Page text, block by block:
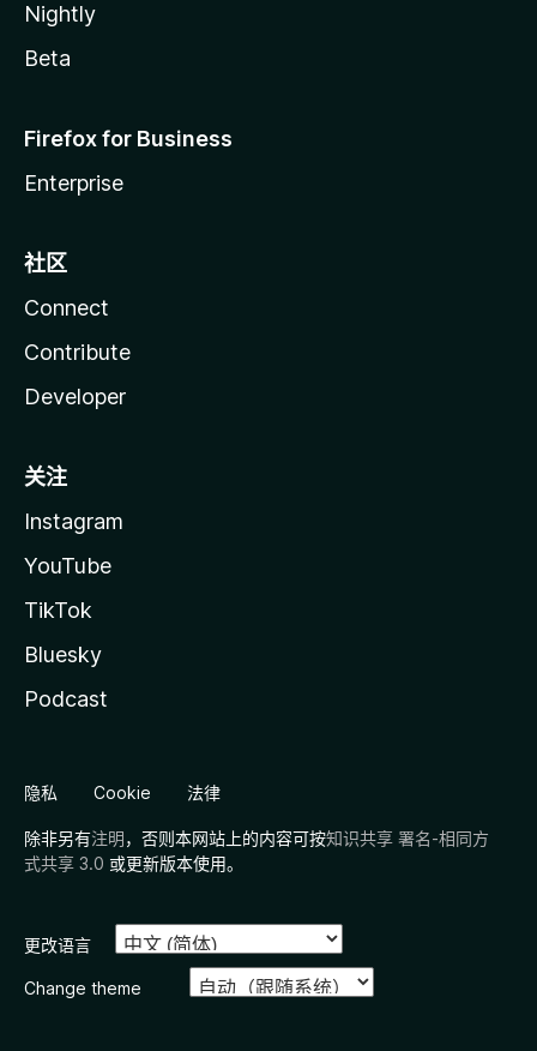
Nightly
Beta
Firefox for Business
Enterprise
社区
Connect
Contribute
Developer
关注
Instagram
YouTube
TikTok
Bluesky
Podcast
隐私 Cookie 法律
除非另有注明，否则本网站上的内容可按知识共享 署名-相同方
式共享 3.0 或更新版本使用。
更改语言
Change theme